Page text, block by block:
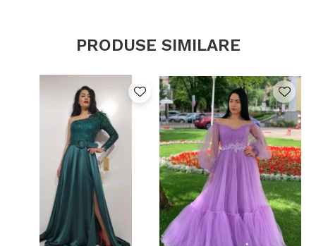
PRODUSE SIMILARE